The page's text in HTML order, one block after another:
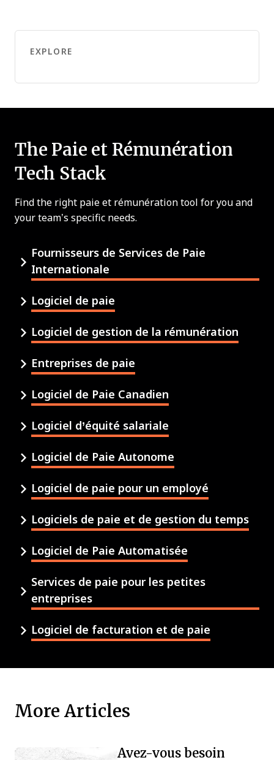
EXPLORE
The Paie et Rémunération
Tech Stack
Find the right paie et rémunération tool for you and
your team’s specific needs.
Fournisseurs de Services de Paie
Internationale
Logiciel de paie
Logiciel de gestion de la rémunération
Entreprises de paie
Logiciel de Paie Canadien
Logiciel d’équité salariale
Logiciel de Paie Autonome
Logiciel de paie pour un employé
Logiciels de paie et de gestion du temps
Logiciel de Paie Automatisée
Services de paie pour les petites
entreprises
Logiciel de facturation et de paie
More Articles
Avez-vous besoin